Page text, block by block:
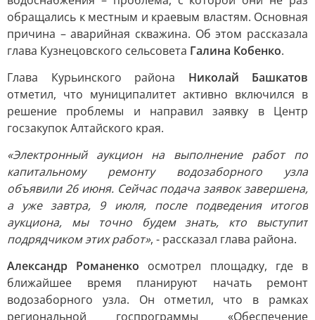
обращались к местным и краевым властям. Основная
причина – аварийная скважина. Об этом рассказала
глава Кузнецовского сельсовета Галина Кобенко.
Глава Курьинского района Николай Башкатов
отметил, что муниципалитет активно включился в
решение проблемы и направил заявку в Центр
госзакупок Алтайского края.
«Электронный аукцион на выполнение работ по
капитальному ремонту водозаборного узла
объявили 26 июня. Сейчас подача заявок завершена,
а уже завтра, 9 июля, после подведения итогов
аукциона, мы точно будем знать, кто выступит
подрядчиком этих работ», - рассказал глава района.
Александр Романенко осмотрел площадку, где в
ближайшее время планируют начать ремонт
водозаборного узла. Он отметил, что в рамках
региональной госпрограммы «Обеспечение